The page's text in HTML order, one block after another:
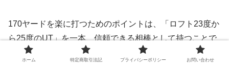
170ヤードを楽に打つためのポイントは、
「ロフト23度か
ら25度のUT」を一本、信頼できる相棒として持つことで
す。この番手は、狭いホールのティーショットや、ロング
ホーム 特定商取引法記 プライバシーポリシー お問い合わせ